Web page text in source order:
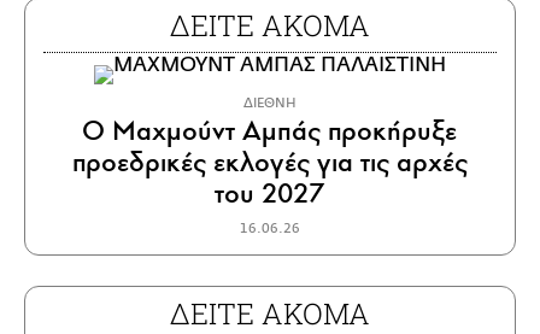
ΔΕΙΤΕ ΑΚΟΜΑ
ΔΙΕΘΝΗ
Ο Μαχμούντ Αμπάς προκήρυξε
προεδρικές εκλογές για τις αρχές
του 2027
16.06.26
ΔΕΙΤΕ ΑΚΟΜΑ